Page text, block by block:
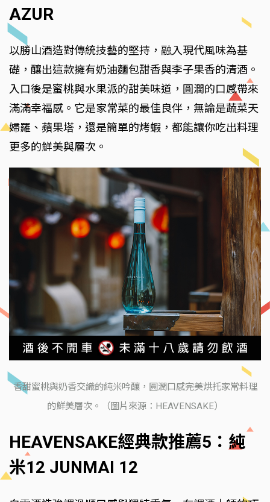
AZUR
以勝山酒造對傳統技藝的堅持，融入現代風味為基
礎，釀出這款擁有奶油麵包甜香與李子果香的清酒。
入口後是蜜桃與水果派的甜美味道，圓潤的口感帶來
滿滿幸福感。它是家常菜的最佳良伴，無論是蔬菜天
婦羅、蘋果塔，還是簡單的烤蝦，都能讓你吃出料理
更多的鮮美與層次。
香甜蜜桃與奶香交織的純米吟釀，圓潤口感完美烘托家常料理
的鮮美層次。（圖片來源：HEAVENSAKE）
HEAVENSAKE經典款推薦5：純
米12 JUNMAI 12